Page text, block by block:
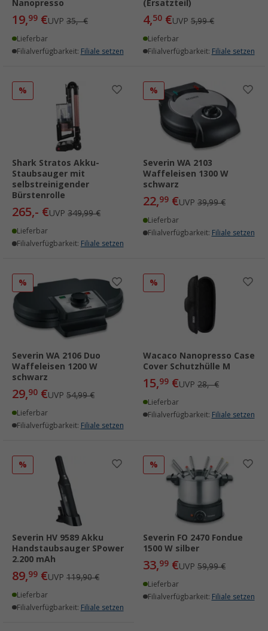
Nanopresso
19,99 €UVP 35,- €
Lieferbar
Filialverfügbarkeit: Filiale setzen
(Ersatzteil)
4,50 €UVP 5,99 €
Lieferbar
Filialverfügbarkeit: Filiale setzen
%
Shark Stratos Akku-
Staubsauger mit
selbstreinigender
Bürstenrolle
265,- €UVP 349,99 €
Lieferbar
Filialverfügbarkeit: Filiale setzen
%
Severin WA 2103
Waffeleisen 1300 W
schwarz
22,99 €UVP 39,99 €
Lieferbar
Filialverfügbarkeit: Filiale setzen
%
Severin WA 2106 Duo
Waffeleisen 1200 W
schwarz
29,90 €UVP 54,99 €
Lieferbar
Filialverfügbarkeit: Filiale setzen
%
Wacaco Nanopresso Case
Cover Schutzhülle M
15,99 €UVP 28,- €
Lieferbar
Filialverfügbarkeit: Filiale setzen
%
Severin HV 9589 Akku
Handstaubsauger SPower
2.200 mAh
89,99 €UVP 119,90 €
Lieferbar
Filialverfügbarkeit: Filiale setzen
%
Severin FO 2470 Fondue
1500 W silber
33,99 €UVP 59,99 €
Lieferbar
Filialverfügbarkeit: Filiale setzen